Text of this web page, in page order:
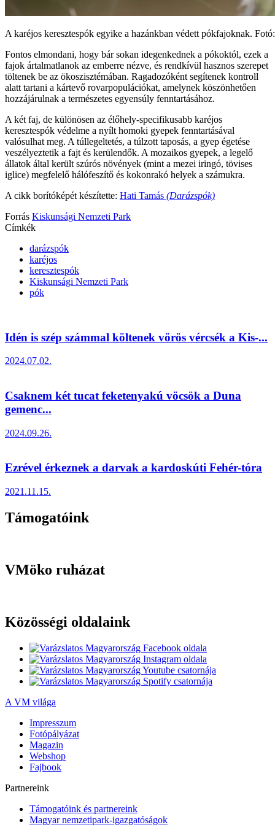
A karéjos keresztespók egyike a hazánkban védett pókfajoknak.
Fontos elmondani, hogy bár sokan idegenkednek a pókoktól, ezek a
fajok ártalmatlanok az emberre nézve, és rendkívül hasznos szerepet
töltenek be az ökoszisztémában. Ragadozóként segítenek kontroll
alatt tartani a kártevő rovarpopulációkat, amelynek köszönhetően
hozzájárulnak a természetes egyensúly fenntartásához.
A két faj, de különösen az élőhely-specifikusabb karéjos
keresztespók védelme a nyílt homoki gyepek fenntartásával
valósulhat meg. A túllegeltetés, a túlzott taposás, a gyep égetése
veszélyeztetik a fajt és kerülendők. A mozaikos gyepek, a legelő
állatok által került szúrós növények (mint a mezei iringó, tövises
iglice) megfelelő hálófeszítő és kokonrakó helyek a számukra.
A cikk borítóképét készítette: Hati Tamás (Darázspók)
Forrás Kiskunsági Nemzeti Park
Címkék
darázspók
karéjos
keresztespók
Kiskunsági Nemzeti Park
pók
Idén is szép számmal költenek vörös vércsék a Kis-...
2024.07.02.
Csaknem két tucat feketenyakú vöcsök a Duna
gemenc...
2024.09.26.
Ezrével érkeznek a darvak a kardoskúti Fehér-tóra
2021.11.15.
Támogatóink
VMöko ruházat
Közösségi oldalaink
A VM világa
Impresszum
Fotópályázat
Magazin
Webshop
Fajbook
Partnereink
Támogatóink és partnereink
Magyar nemzetipark-igazgatóságok